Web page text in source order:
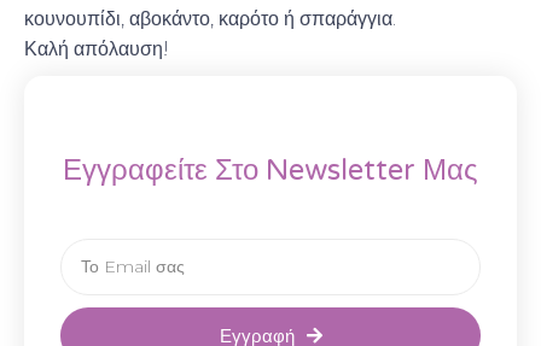
κουνουπίδι, αβοκάντο, καρότο ή σπαράγγια.
Καλή απόλαυση!
Εγγραφείτε Στο Newsletter Μας
Εγγραφή